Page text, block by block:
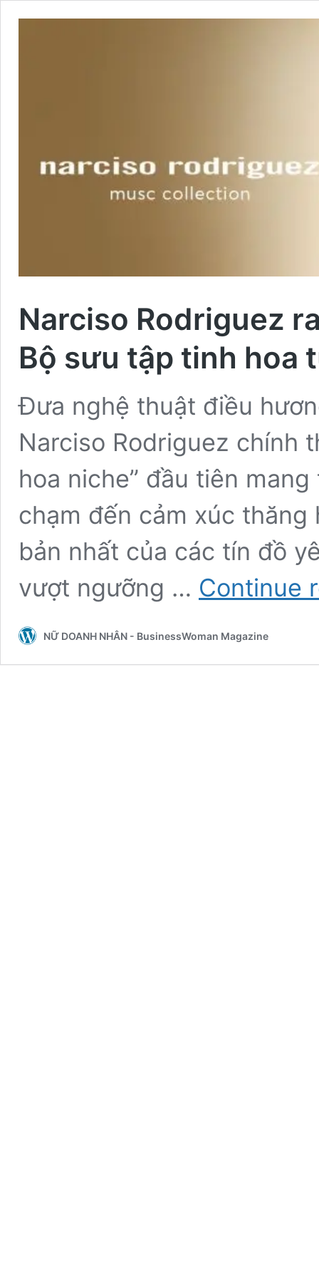
Narciso Rodriguez
Bộ sưu tập tinh hoa
Đưa nghệ thuật điều
Narciso Rodriguez chính
hoa niche” đầu tiên
chạm đến cảm xúc
bản nhất của các tín đồ
vượt ngưỡng … Continue
NỮ DOANH NHÂN - BusinessWoman Magazine